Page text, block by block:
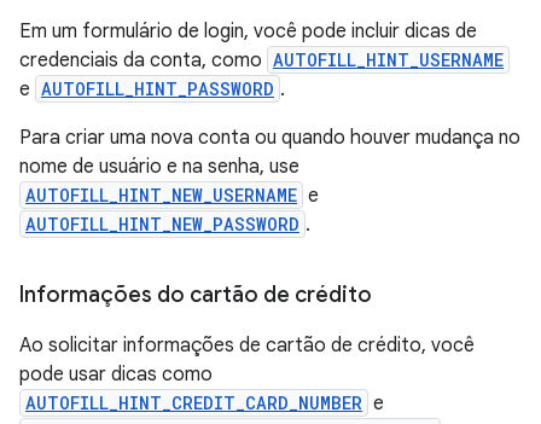
Em um formulário de login, você pode incluir dicas de
credenciais da conta, como AUTOFILL_HINT_USERNAME
e AUTOFILL_HINT_PASSWORD .
Para criar uma nova conta ou quando houver mudança no
nome de usuário e na senha, use
AUTOFILL_HINT_NEW_USERNAME e
AUTOFILL_HINT_NEW_PASSWORD .
Informações do cartão de crédito
Ao solicitar informações de cartão de crédito, você
pode usar dicas como
AUTOFILL_HINT_CREDIT_CARD_NUMBER e